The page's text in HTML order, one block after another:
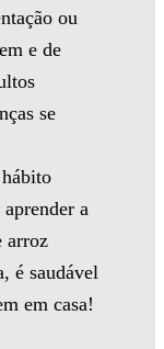
ou
e de
se
a
arroz
é saudável
em casa!